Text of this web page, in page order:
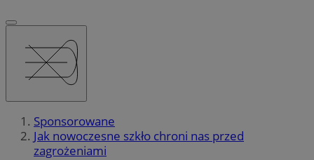
Sponsorowane
Jak nowoczesne szkło chroni nas przed
zagrożeniami